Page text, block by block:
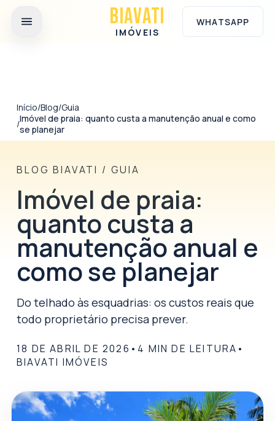
Ir para o conteúdo principal
BIAVATI
IMÓVEIS
WHATSAPP
Início/Blog/Guia
/Imóvel de praia: quanto custa a manutenção anual e como
se planejar
BLOG BIAVATI / GUIA
Imóvel de praia:
quanto custa a
manutenção anual e
como se planejar
Do telhado às esquadrias: os custos reais que
todo proprietário precisa prever.
18 DE ABRIL DE 2026 • 4 MIN DE LEITURA •
BIAVATI IMÓVEIS